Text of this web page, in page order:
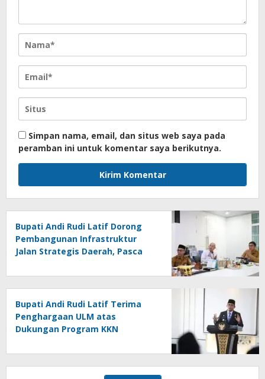
Simpan nama, email, dan situs web saya pada
peramban ini untuk komentar saya berikutnya.
Bupati Andi Rudi Latif Dorong
Pembangunan Infrastruktur
Jalan Strategis Daerah, Pasca
Bupati Andi Rudi Latif Terima
Penghargaan ULM atas
Dukungan Program KKN